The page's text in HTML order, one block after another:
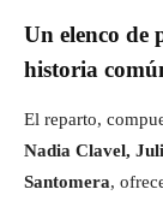
Un elenco de
historia
El reparto,
Nadia Clavel,
Santomera,